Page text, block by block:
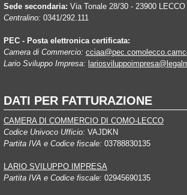
Sede secondaria: Via Tonale 28/30 - 23900 LECCO
Centralino: 0341/292.111
PEC - Posta elettronica certificata:
Camera di Commercio:
Lario Sviluppo Impresa:
DATI PER FATTURAZIONE
CAMERA DI COMMERCIO DI COMO-LECCO
Codice Univoco Ufficio: VAJDKN
Partita IVA e Codice fiscale: 03788830135
LARIO SVILUPPO IMPRESA
Partita IVA e Codice fiscale: 02945690135